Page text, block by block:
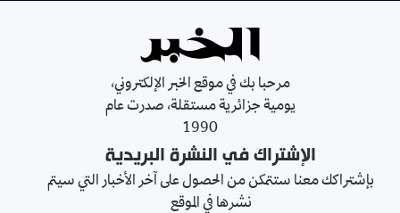
مرحبا بك في موقع الخبر الإلكتروني،
يومية جزائرية مستقلة، صدرت عام
1990
الإشتراك في النشرة البريدية
بإشتراكك معنا ستتمكن من الحصول على آخر الأخبار التي سيتم
نشرها في الموقع